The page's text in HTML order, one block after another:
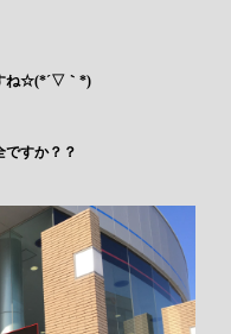
ね☆(*´▽｀*)
ですか？？